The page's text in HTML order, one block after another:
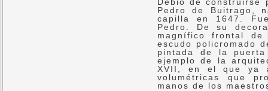
Pedro de Buitrago,
capilla en 1647.
Pedro. De su
magnífico frontal
escudo policromado
pintada de la
ejemplo de la
XVII, en el que ya
volumétricas que
manos de los